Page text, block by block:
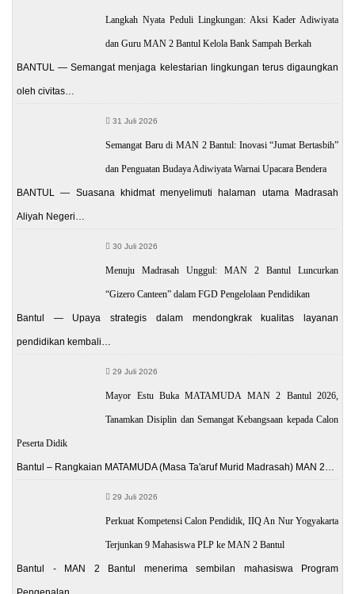
Langkah Nyata Peduli Lingkungan: Aksi Kader Adiwiyata
dan Guru MAN 2 Bantul Kelola Bank Sampah Berkah
BANTUL — Semangat menjaga kelestarian lingkungan terus digaungkan
oleh civitas…
31 Juli 2026
Semangat Baru di MAN 2 Bantul: Inovasi “Jumat Bertasbih”
dan Penguatan Budaya Adiwiyata Warnai Upacara Bendera
BANTUL — Suasana khidmat menyelimuti halaman utama Madrasah
Aliyah Negeri…
30 Juli 2026
Menuju Madrasah Unggul: MAN 2 Bantul Luncurkan
“Gizero Canteen” dalam FGD Pengelolaan Pendidikan
Bantul — Upaya strategis dalam mendongkrak kualitas layanan
pendidikan kembali…
29 Juli 2026
Mayor Estu Buka MATAMUDA MAN 2 Bantul 2026,
Tanamkan Disiplin dan Semangat Kebangsaan kepada Calon
Peserta Didik
Bantul – Rangkaian MATAMUDA (Masa Ta'aruf Murid Madrasah) MAN 2…
29 Juli 2026
Perkuat Kompetensi Calon Pendidik, IIQ An Nur Yogyakarta
Terjunkan 9 Mahasiswa PLP ke MAN 2 Bantul
Bantul - MAN 2 Bantul menerima sembilan mahasiswa Program